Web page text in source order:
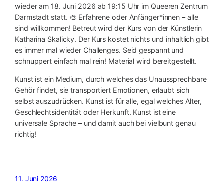
wieder am 18. Juni 2026 ab 19:15 Uhr im Queeren Zentrum
Darmstadt statt. 🎨 Erfahrene oder Anfänger*innen – alle
sind willkommen! Betreut wird der Kurs von der Künstlerin
Katharina Skalicky. Der Kurs kostet nichts und inhaltlich gibt
es immer mal wieder Challenges. Seid gespannt und
schnuppert einfach mal rein! Material wird bereitgestellt.
Kunst ist ein Medium, durch welches das Unaussprechbare
Gehör findet, sie transportiert Emotionen, erlaubt sich
selbst auszudrücken. Kunst ist für alle, egal welches Alter,
Geschlechtsidentität oder Herkunft. Kunst ist eine
universale Sprache – und damit auch bei vielbunt genau
richtig!
11. Juni 2026